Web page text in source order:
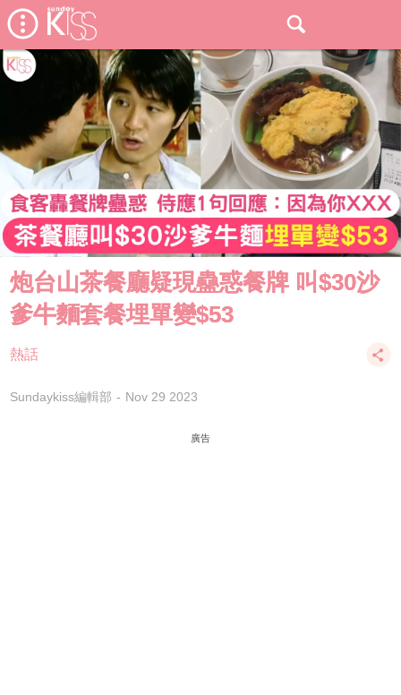
炮台山茶餐廳疑現蠱惑餐牌 叫$30沙
爹牛麵套餐埋單變$53
熱話
Sundaykiss編輯部 Nov 29 2023
廣告